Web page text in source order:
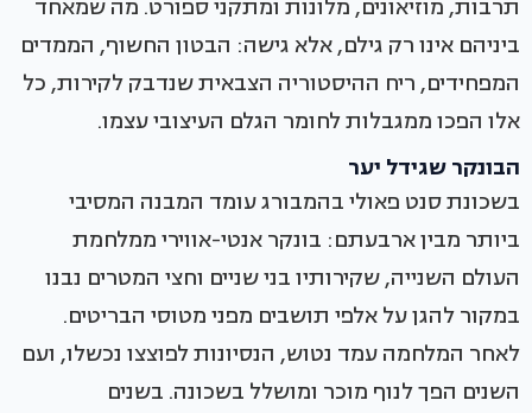
תרבות, מוזיאונים, מלונות ומתקני ספורט. מה שמאחד
ביניהם אינו רק גילם, אלא גישה: הבטון החשוף, הממדים
המפחידים, ריח ההיסטוריה הצבאית שנדבק לקירות, כל
אלו הפכו ממגבלות לחומר הגלם העיצובי עצמו.
הבונקר שגידל יער
בשכונת סנט פאולי בהמבורג עומד המבנה המסיבי
ביותר מבין ארבעתם: בונקר אנטי-אווירי ממלחמת
העולם השנייה, שקירותיו בני שניים וחצי המטרים נבנו
במקור להגן על אלפי תושבים מפני מטוסי הבריטים.
לאחר המלחמה עמד נטוש, הנסיונות לפוצצו נכשלו, ועם
השנים הפך לנוף מוכר ומושלל בשכונה. בשנים